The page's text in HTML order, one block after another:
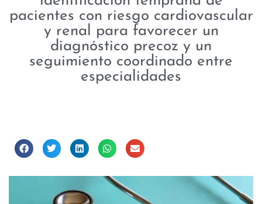
pacientes con riesgo cardiovascular
y renal para favorecer un
diagnóstico precoz y un
seguimiento coordinado entre
especialidades